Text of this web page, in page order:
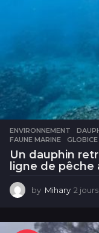
ENVIRONNEMENT
FAUNE MARINE
,GLOBICE
Un dauphin
ligne de pêche
by Mihary 2 jours